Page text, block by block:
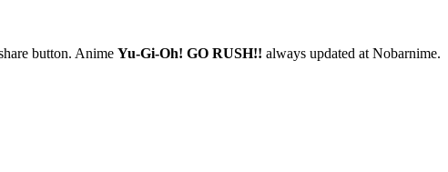
button. Anime Yu-Gi-Oh! GO RUSH!! always updated at Nobarnime.